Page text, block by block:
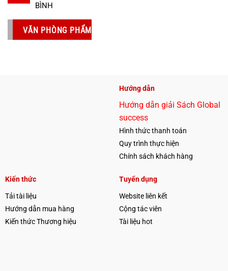
BÌNH
VĂN PHÒNG PHẨM
Hướng dẫn
Hướng dẫn giải Sách Global
success
Hình thức thanh toán
Quy trình thực hiện
Chính sách khách hàng
Kiến thức
Tải tài liệu
Hướng dẫn mua hàng
Kiến thức Thương hiệu
Tuyển dụng
Website liên kết
Cộng tác viên
Tài liệu hot